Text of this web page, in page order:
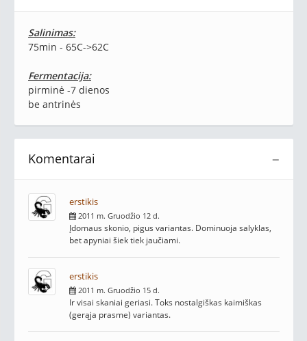
Salinimas:
75min - 65C->62C
Fermentacija:
pirminė -7 dienos
be antrinės
−
Komentarai
erstikis
2011 m. Gruodžio 12 d.
Įdomaus skonio, pigus variantas. Dominuoja salyklas,
bet apyniai šiek tiek jaučiami.
erstikis
2011 m. Gruodžio 15 d.
Ir visai skaniai geriasi. Toks nostalgiškas kaimiškas
(gerąja prasme) variantas.